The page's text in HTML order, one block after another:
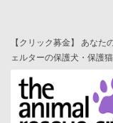
【クリック募金】 あな
ェルターの保護犬・保護